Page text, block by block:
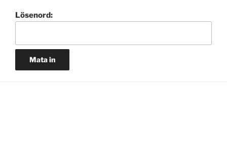
Lösenord: